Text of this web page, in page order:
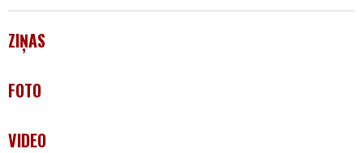
ZIŅAS
FOTO
VIDEO